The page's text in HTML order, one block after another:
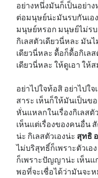
อย่างหนึ่งมันก็เป็นอย่า
ต่อมนุษย์น่ะมันรบกันเอ
มนุษย์หรอก มนุษย์ไม่ร
กิเลสตัวเดียวนี่หละ มัน
เดียวนี่หละ ดื้อก็ดื้อกิเล
เดียวนี่หละ ให้ดูเอา ให้
อย่าไปใจท้อสิ อย่าไปใจ
สาระ เห็นก็ให้มันเป็นข
หั่นแหลกในเรื่องกิเลสตั
เห็นแต่เรื่องของคนอื่น
น่ะ กิเลสตัวเองน่ะ สุทธิ
ไม่บริสุทธิ์ก็เพราะตัวเอง
ก็เพราะปัญญาน่ะ เห็นแ
พอที่จะเชื่อได้ว่ามันจะห